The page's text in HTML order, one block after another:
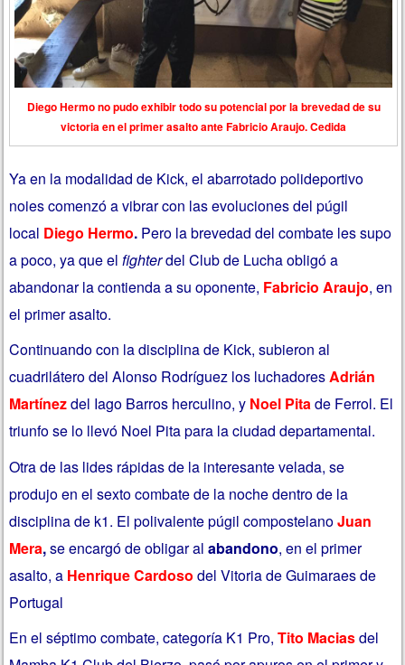
Diego Hermo no pudo exhibir todo su potencial por la brevedad de su
victoria en el primer asalto ante Fabricio Araujo. Cedida
Ya en la modalidad de Kick, el abarrotado polideportivo
noies comenzó a vibrar con las evoluciones del púgil
local Diego Hermo. Pero la brevedad del combate les supo
a poco, ya que elfighterdel Club de Lucha obligó a
abandonar la contienda a su oponente, Fabricio Araujo, en
el primer asalto.
Continuando con la disciplina de Kick, subieron al
cuadrilátero del Alonso Rodríguez los luchadoresAdrián
Martínezdel Iago Barros herculino, y Noel Pitade Ferrol. El
triunfo se lo llevó Noel Pita para la ciudad departamental.
Otra de las lides rápidas de la interesante velada, se
produjo en el sexto combate de la noche dentro de la
disciplina de k1. El polivalente púgil compostelanoJuan
Mera,se encargó de obligar al abandono, en el primer
asalto, a Henrique Cardoso del Vitoria de Guimaraes de
Portugal
En el séptimo combate, categoría K1 Pro,Tito Maciasdel